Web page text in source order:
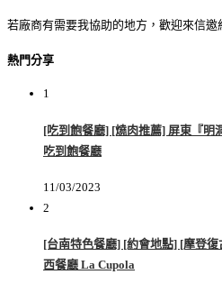
若廠商有需要我協助的地方，歡迎來信邀
熱門分享
1
[吃到飽餐廳] [燒肉推薦] 屏東『明
吃到飽餐廳
11/03/2023
2
[台南特色餐廳] [約會地點] [摩登
西餐廳 La Cupola